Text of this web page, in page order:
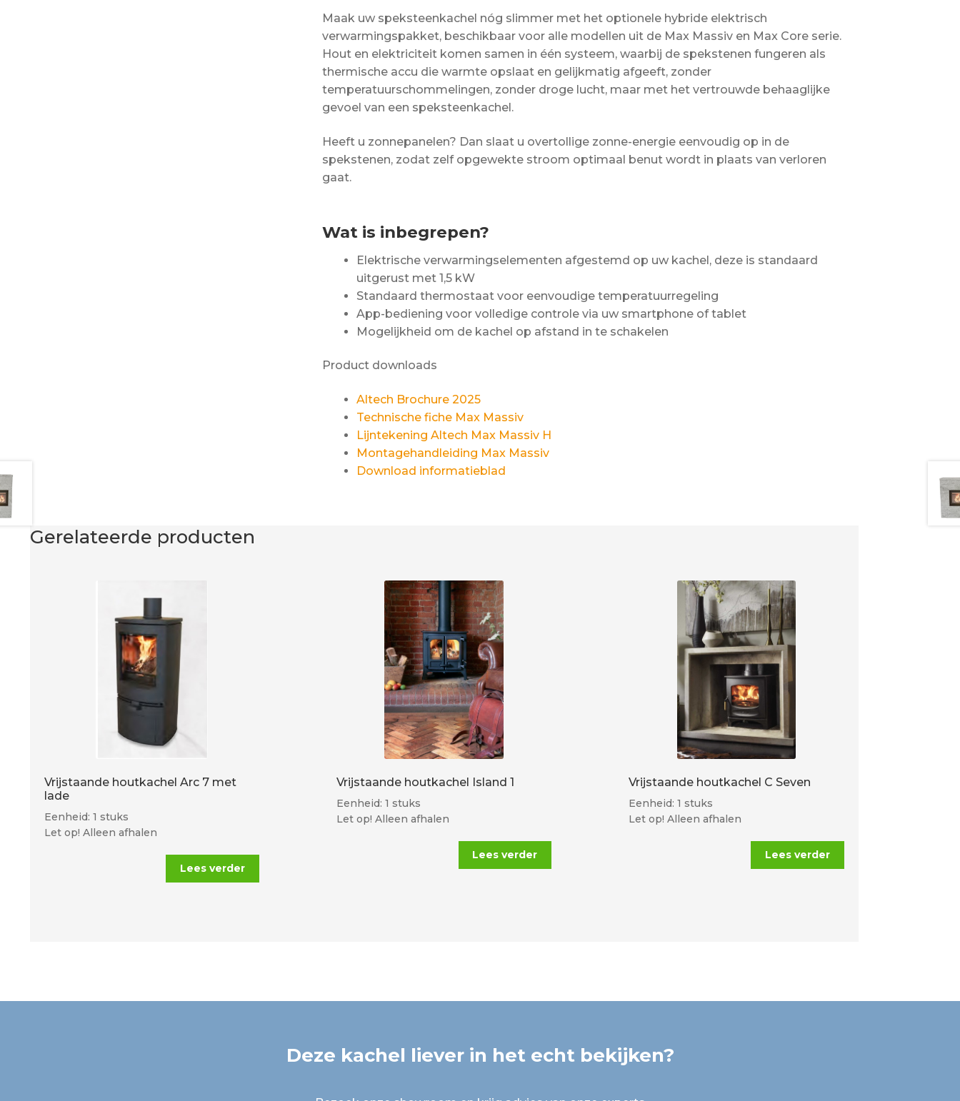
Maak uw speksteenkachel nóg slimmer met het optionele hybride elektrisch
verwarmingspakket, beschikbaar voor alle modellen uit de Max Massiv en Max Core serie.
Hout en elektriciteit komen samen in één systeem, waarbij de spekstenen fungeren als
thermische accu die warmte opslaat en gelijkmatig afgeeft, zonder
temperatuurschommelingen, zonder droge lucht, maar met het vertrouwde behaaglijke
gevoel van een speksteenkachel.
Heeft u zonnepanelen? Dan slaat u overtollige zonne-energie eenvoudig op in de
spekstenen, zodat zelf opgewekte stroom optimaal benut wordt in plaats van verloren
gaat.
Wat is inbegrepen?
Elektrische verwarmingselementen afgestemd op uw kachel, deze is standaard
uitgerust met 1,5 kW
Standaard thermostaat voor eenvoudige temperatuurregeling
App-bediening voor volledige controle via uw smartphone of tablet
Mogelijkheid om de kachel op afstand in te schakelen
Product downloads
Altech Brochure 2025
Technische fiche Max Massiv
Lijntekening Altech Max Massiv H
Montagehandleiding Max Massiv
Download informatieblad
Gerelateerde producten
Vrijstaande houtkachel Arc 7 met
lade
Eenheid: 1 stuks
Let op! Alleen afhalen
Lees verder
Vrijstaande houtkachel Island 1
Eenheid: 1 stuks
Let op! Alleen afhalen
Lees verder
Vrijstaande houtkachel C Seven
Eenheid: 1 stuks
Let op! Alleen afhalen
Lees verder
Deze kachel liever in het echt bekijken?